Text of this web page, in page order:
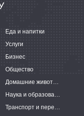
Еда и напитки
Услуги
Бизнес
Общество
Домашние животные
Наука и образование
Транспорт и перевозки